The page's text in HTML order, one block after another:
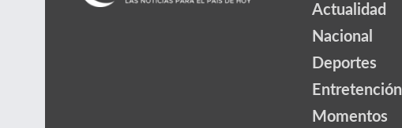
Actualidad
Nacional
Deportes
Entretención
Momentos